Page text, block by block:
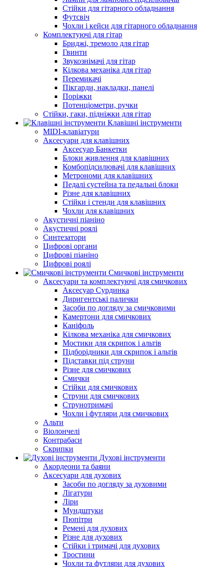
Стійки для гітарного обладнання
Футсвіч
Чохли і кейси для гітарного обладнання
Комплектуючі для гітар
Бриджі, тремоло для гітар
Гвинти
Звукознімачі для гітар
Кілкова механіка для гітар
Перемикачі
Пікгарди, накладки, панелі
Поріжки
Потенціометри, ручки
Стійки, гаки, підніжки для гітар
Клавішні інструменти
MIDI-клавіатури
Аксесуари для клавішних
Аксесуар Банкетки
Блоки живлення для клавішних
Комбопідсилювачі для клавішних
Метрономи для клавішних
Педалі сустейна та педальні блоки
Різне для клавішних
Стійки і стенди для клавішних
Чохли для клавішних
Акустичні піаніно
Акустичні роялі
Синтезатори
Цифрові органи
Цифрові піаніно
Цифрові роялі
Смичкові інструменти
Аксесуари та комплектуючі для смичкових
Аксесуар Сурдинка
Диригентські палички
Засоби по догляду за смичковими
Камертони для смичкових
Каніфоль
Кілкова механіка для смичкових
Мостики для скрипок і альтів
Підборiдники для скрипок і альтів
Підставки під струни
Різне для смичкових
Смички
Стійки для смичкових
Струни для смичкових
Струнотримачі
Чохли і футляри для смичкових
Альти
Віолончелі
Контрабаси
Скрипки
Духові інструменти
Акордеони та баяни
Аксесуари для духових
Засоби по догляду за духовими
Лігатури
Ліри
Мундштуки
Пюпітри
Ремені для духових
Різне для духових
Стійки і тримачі для духових
Тростини
Чохли та футляри для духових